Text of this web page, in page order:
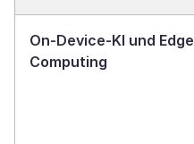
On-Device-KI und Edge
Computing